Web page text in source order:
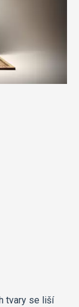
tvary se liší